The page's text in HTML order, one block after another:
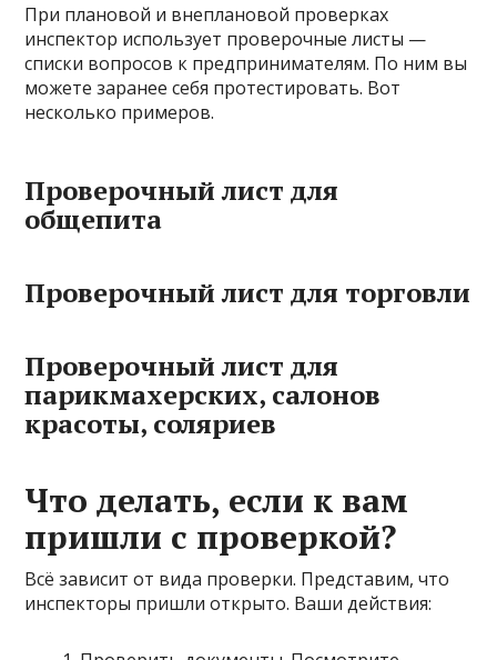
При плановой и внеплановой проверках
инспектор использует проверочные листы —
списки вопросов к предпринимателям. По ним вы
можете заранее себя протестировать. Вот
несколько примеров.
Проверочный лист для
общепита
Проверочный лист для торговли
Проверочный лист для
парикмахерских, салонов
красоты, соляриев
Что делать, если к вам
пришли с проверкой?
Всё зависит от вида проверки. Представим, что
инспекторы пришли открыто. Ваши действия: